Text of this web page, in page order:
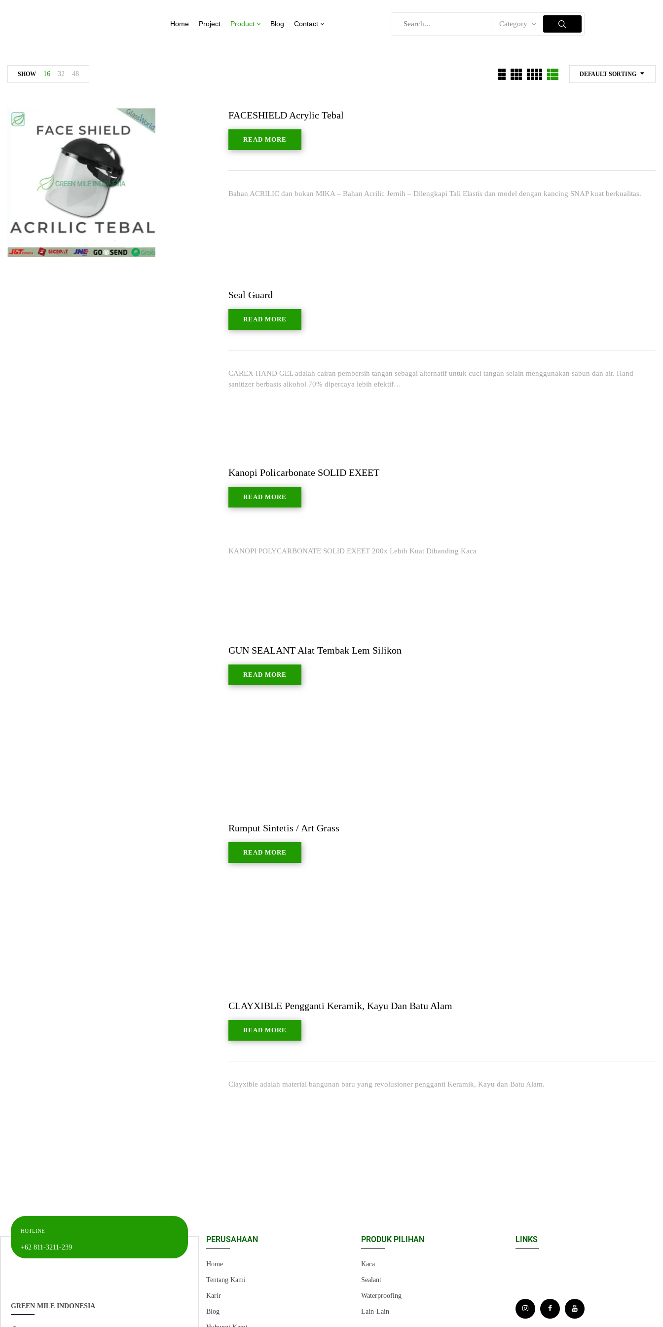
Home Project Product Blog Contact Category
DEFAULT SORTING
SHOW 16 32 48
FACESHIELD Acrylic Tebal
READ MORE
Bahan ACRILIC dan bukan MIKA – Bahan Acrilic Jernih – Dilengkapi Tali Elastis dan model dengan kancing SNAP kuat berkualitas.
Seal Guard
READ MORE
CAREX HAND GEL adalah cairan pembersih tangan sebagai alternatif untuk cuci tangan selain menggunakan sabun dan air. Hand
sanitizer berbasis alkohol 70% dipercaya lebih efektif…
Kanopi Policarbonate SOLID EXEET
READ MORE
KANOPI POLYCARBONATE SOLID EXEET 200x Lebih Kuat Dibanding Kaca
GUN SEALANT Alat Tembak Lem Silikon
READ MORE
Rumput Sintetis / Art Grass
READ MORE
CLAYXIBLE Pengganti Keramik, Kayu Dan Batu Alam
READ MORE
Clayxible adalah material bangunan baru yang revolusioner pengganti Keramik, Kayu dan Batu Alam.
HOTLINE
+62 811-3211-239
GREEN MILE INDONESIA
PERUSAHAAN
Home
Tentang Kami
Karir
Blog
PRODUK PILIHAN
Kaca
Sealant
Waterproofing
Lain-Lain
LINKS